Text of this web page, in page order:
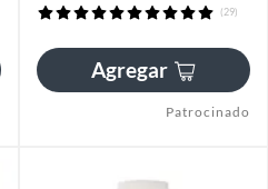
(29)
Agregar
Patrocinado